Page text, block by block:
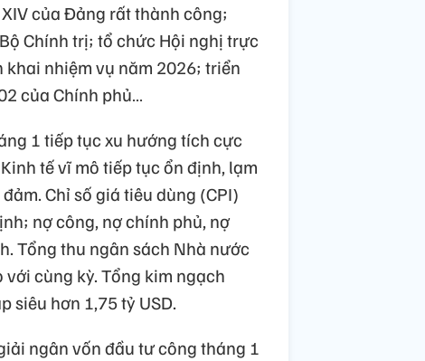
của Đảng rất thành công;
Chính trị; tổ chức Hội nghị trực
nhiệm vụ năm 2026; triển
của Chính phủ…
1 tiếp tục xu hướng tích cực
tế vĩ mô tiếp tục ổn định, lạm
Chỉ số giá tiêu dùng (CPI)
nợ công, nợ chính phủ, nợ
Tổng thu ngân sách Nhà nước
cùng kỳ. Tổng kim ngạch
siêu hơn 1,75 tỷ USD.
ngân vốn đầu tư công tháng 1